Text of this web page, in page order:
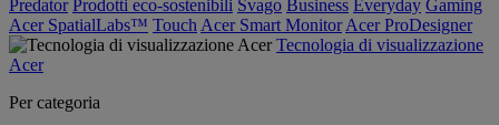
Predator Prodotti eco-sostenibili Svago Business Everyday Gaming
Acer SpatialLabs™ Touch Acer Smart Monitor Acer ProDesigner
Tecnologia di visualizzazione
Acer
Per categoria